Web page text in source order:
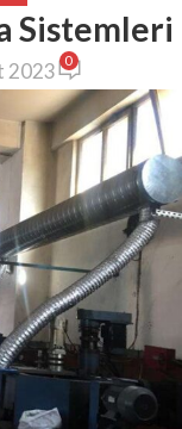
Sistemleri
2023 0